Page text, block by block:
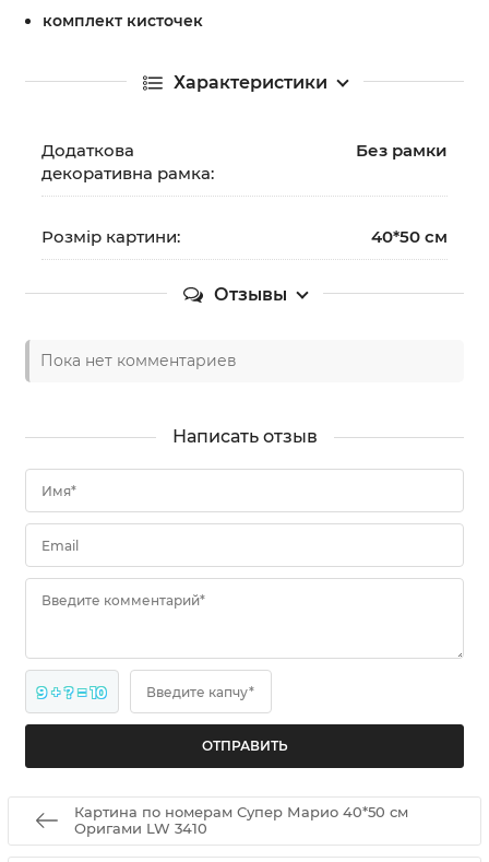
комплект кисточек
Характеристики
Додаткова
декоративна рамка:
Без рамки
Розмір картини: 40*50 см
Отзывы
Пока нет комментариев
Написать отзыв
Имя*
Email
Введите комментарий*
9 + ? = 10 Введите капчу*
Картина по номерам Супер Марио 40*50 см
Оригами LW 3410